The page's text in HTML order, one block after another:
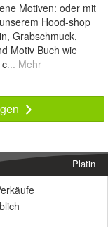
Motiven: oder mit
Hood-shop
Grabschmuck,
Motiv Buch wie
... Mehr
Platin